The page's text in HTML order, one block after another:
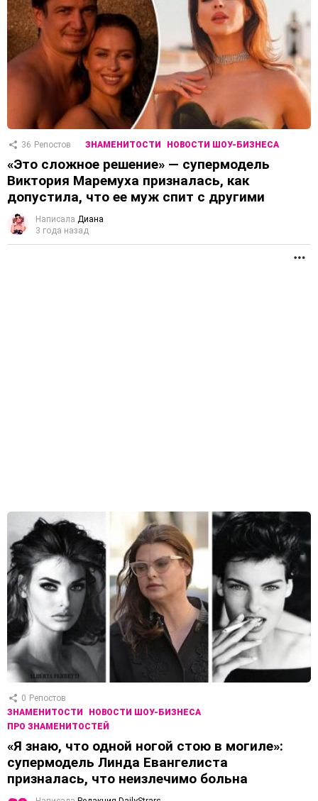
36 Репостов ЗНАМЕНИТОСТИ НОВОСТИ ШОУ-БИЗНЕСА
«Это сложное решение» — супермодель
Виктория Маремуха призналась, как
допустила, что ее муж спит с другими
Написала Диана
3 года назад
0 Репостов
ЗНАМЕНИТОСТИ
НОВОСТИ ШОУ-БИЗНЕСА
ПРО ЗНАМЕНИТОСТЕЙ
«Я знаю, что одной ногой стою в могиле»:
супермодель Линда Евангелиста
призналась, что неизлечимо больна